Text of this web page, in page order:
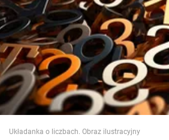
Społeczeństwo
Wojna na Ukrainie
Świat
Jedzenie
Układanka o liczbach. Obraz ilustracyjny